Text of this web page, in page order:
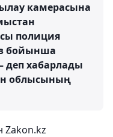
камерасына
полиция
бойынша
деп хабарлады
облысының
Zakon.kz